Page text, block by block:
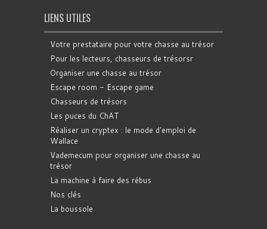
LIENS UTILES
Votre prestataire pour votre chasse au trésor
Pour les lecteurs, chasseurs de trésorsr
Organiser une chasse au trésor
Escape room - Escape game
Chasseurs de trésors
Les puces du ChAT
Réaliser un cryptex : le mode d'emploi de
Wallace
Vademecum pour organiser une chasse au
trésor
La machine à faire des rébus
Nos clés
La boussole